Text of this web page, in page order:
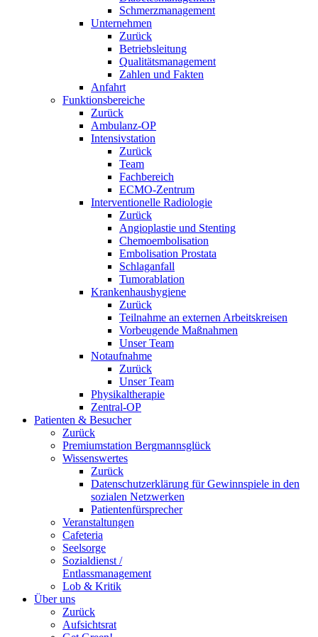
Schmerzmanagement
Unternehmen
Zurück
Betriebsleitung
Qualitätsmanagement
Zahlen und Fakten
Anfahrt
Funktionsbereiche
Zurück
Ambulanz-OP
Intensivstation
Zurück
Team
Fachbereich
ECMO-Zentrum
Interventionelle Radiologie
Zurück
Angioplastie und Stenting
Chemoembolisation
Embolisation Prostata
Schlaganfall
Tumorablation
Krankenhaushygiene
Zurück
Teilnahme an externen Arbeitskreisen
Vorbeugende Maßnahmen
Unser Team
Notaufnahme
Zurück
Unser Team
Physikaltherapie
Zentral-OP
Patienten & Besucher
Zurück
Premiumstation Bergmannsglück
Wissenswertes
Zurück
Datenschutzerklärung für Gewinnspiele in den
sozialen Netzwerken
Patientenfürsprecher
Veranstaltungen
Cafeteria
Seelsorge
Sozialdienst /
Entlassmanagement
Lob & Kritik
Über uns
Zurück
Aufsichtsrat